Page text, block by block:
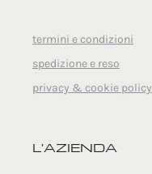
termini e condizioni
spedizione e reso
privacy & cookie policy
L'AZIENDA